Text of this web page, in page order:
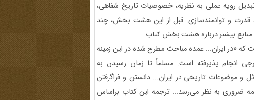
تبدیل رویه عملی به نظریه، خصوصیات تاریخ شفاهی،
قدرت و توانمندسازی. قبل از این هشت بخش، چند
منابع بیشتر درباره هشت بخش کتاب.
که «در ایران... عمده مباحث مطرح شده در این زمینه
انجام پذیرفته است. مسلماً تا زمان رسیدن به
و موضوعات تاریخی در ایران... دانستن و فراگرفتن
ضروری به نظر می‌رسد... ترجمه این کتاب براساس